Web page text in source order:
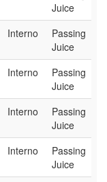
Juice
Interno
Passing
Juice
Interno
Passing
Juice
Interno
Passing
Juice
Interno
Passing
Juice